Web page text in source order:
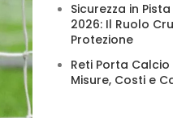
Sicurezza in
2026: Il Ruolo
Protezione
Reti Porta
Misure, Costi e